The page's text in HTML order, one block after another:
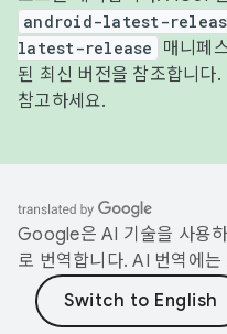
android-latest-
latest-release
매니페
된 최신 버전을 참조합니다
참고하세요.
Google은 AI 기술을 사용
로 번역합니다. AI 번역에